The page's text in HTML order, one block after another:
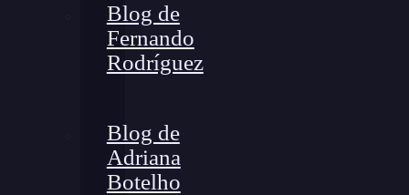
Blog de
Fernando
Rodríguez
Blog de
Adriana
Botelho